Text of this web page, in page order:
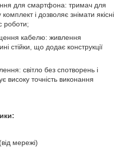
для смартфона: тримач для
і дозволяє знімати якісні
роботи;
кабелю: живлення
стійки, що додає конструкції
світло без спотворень і
високу точність виконання
мережі)